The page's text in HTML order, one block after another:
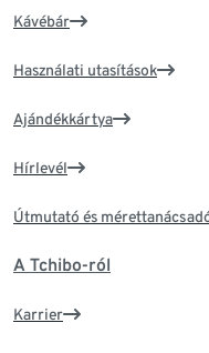
Kávébár
Használati utasítások
Ajándékkártya
Hírlevél
Útmutató és
A Tchibo-ról
Karrier